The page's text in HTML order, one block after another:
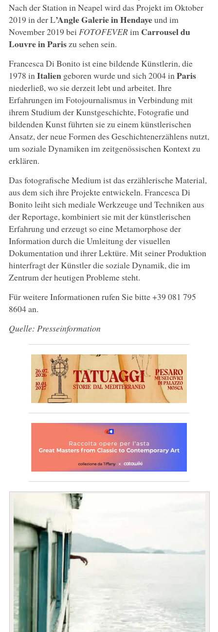
Nach der Station in Neapel wird das Projekt im Oktober
2019 in der L’Angle Galerie in Hendayeund im
November 2019 bei FOTOFEVERim Carrousel du
Louvre in Pariszu sehen sein.
Francesca Di Bonito ist eine bildende Künstlerin, die
1978 in Italien geboren wurde und sich 2004 in Paris
niederließ, wo sie derzeit lebt und arbeitet. Ihre
Erfahrungen im Fotojournalismus in Verbindung mit
ihrem Studium der Kunstgeschichte, Fotografie und
bildenden Kunst führten sie zu einem künstlerischen
Ansatz, der neue Formen des Geschichtenerzählens nutzt,
um soziale Dynamiken im zeitgenössischen Kontext zu
erklären.
Das fotografische Medium ist das erzählerische Material,
aus dem sich ihre Projekte entwickeln. Francesca Di
Bonito leiht sich mediale Werkzeuge und Techniken aus
der Reportage, kombiniert sie mit der künstlerischen
Erfahrung und erzeugt so eine Metamorphose der
Information durch die Umleitung der visuellen
Dokumentation und ihrer Lektüre. Mit seiner Produktion
hinterfragt der Künstler die soziale Dynamik, die im
Zentrum der heutigen Probleme steht.
Für weitere Informationen rufen Sie bitte +39 081 795
8604 an.
Quelle: Presseinformation